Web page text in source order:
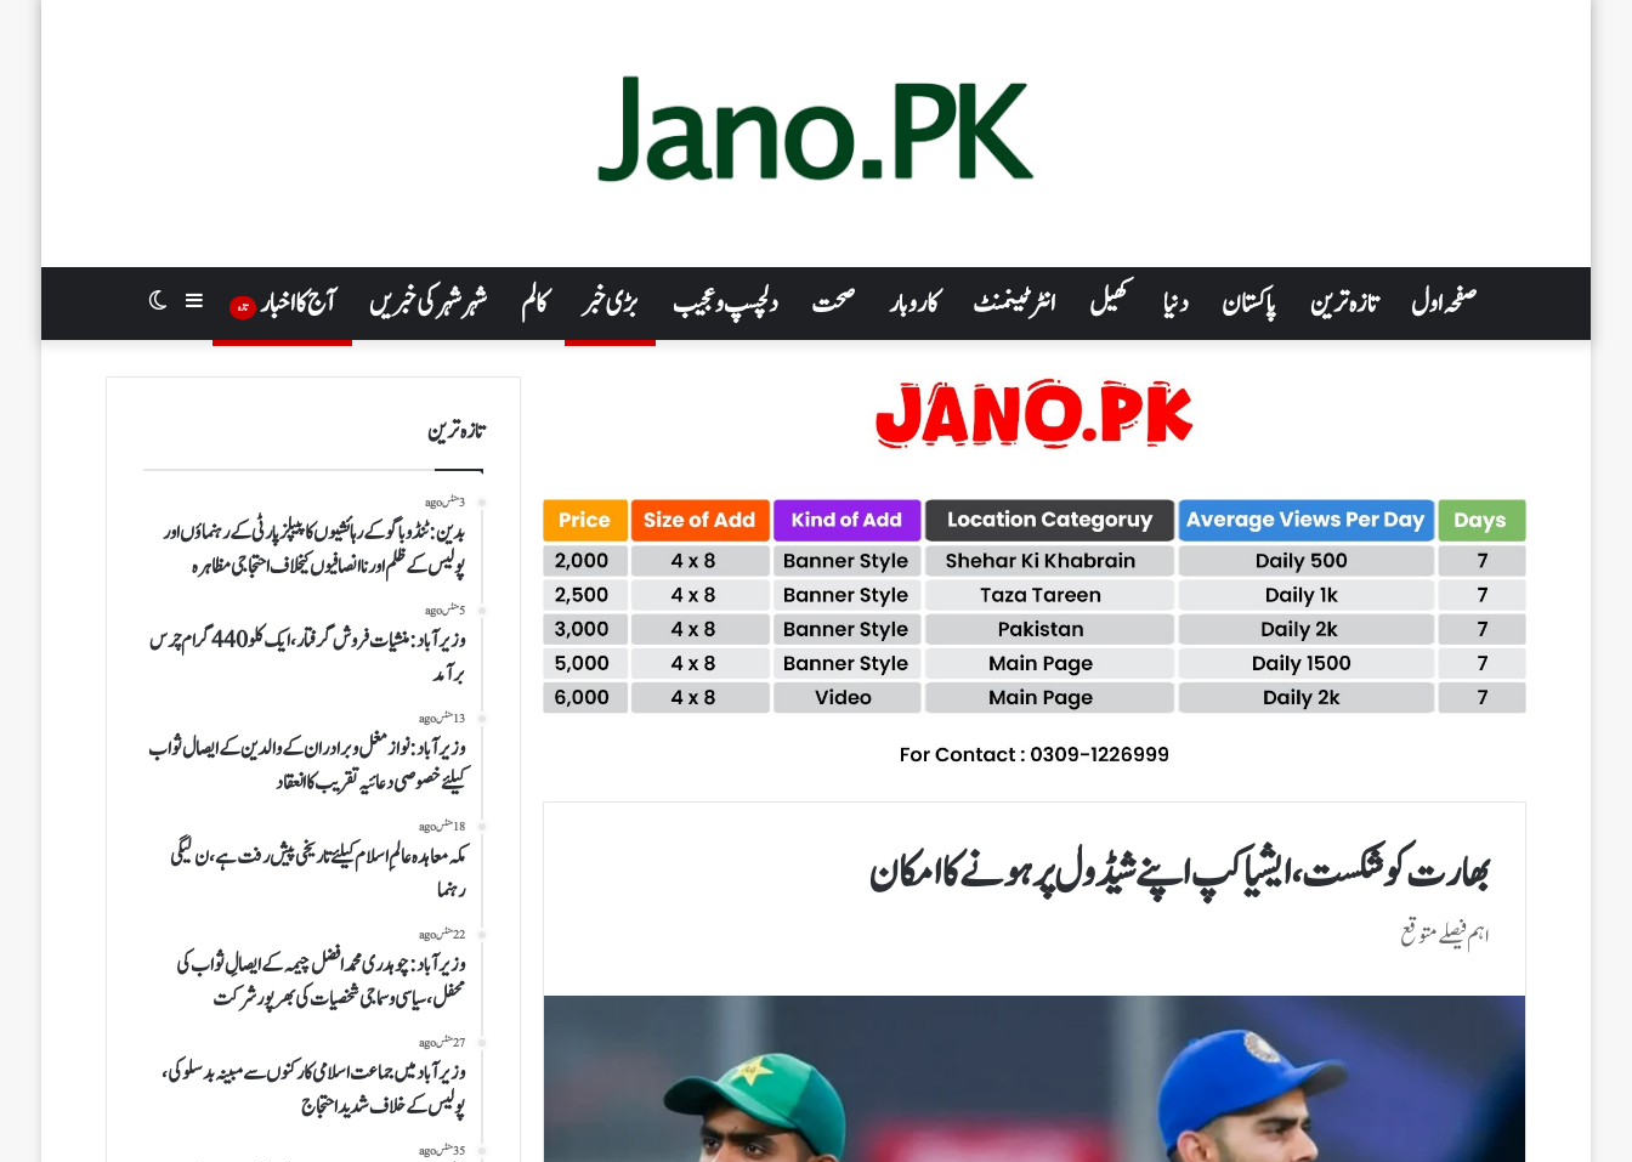
صفحہ اول تازہ ترین پاکستان دنیا کھیل انٹرٹینمنٹ کاروبار صحت دلچسپ و عجیب بڑی خبر کالم شہر شہر کی خبریں آج کا اخبار تازہ Switch
skin
Sidebar
بھارت کو شکست، ایشیا کپ اپنے شیڈول پر ہونے کا امکان
اہم فیصلے متوقع
تازہ ترین
3 منٹس ago
بدین: ٹنڈوباگو کے رہائشیوں کا پیپلز پارٹی کے رہنماؤں اور
پولیس کے ظلم اور ناانصافیوں کیخلاف احتجاجی مظاہرہ
5 منٹس ago
وزیرآباد:منشیات فروش گرفتار،ایک کلو 440 گرام چرس
برآمد
13 منٹس ago
وزیرآباد: نواز مغل وبرادران کے والدین کے ایصال ثواب
کیلئے خصوصی دعائیہ تقریب کا انعقاد
18 منٹس ago
مکہ معاہدہ عالمِ اسلام کیلئے تاریخی پیش رفت ہے،ن لیگی
رہنما
22 منٹس ago
وزیرآباد:چوہدری محمد افضل چیمہ کے ایصالِ ثواب کی
محفل،سیاسی و سماجی شخصیات کی بھرپورشرکت
27 منٹس ago
وزیرآباد میں جماعت اسلامی کارکنوں سے مبینہ بدسلوکی،
پولیس کے خلاف شدید احتجاج
35 منٹس ago